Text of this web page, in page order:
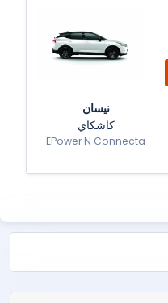
نيسان
كاشكاي
EPower N Connecta